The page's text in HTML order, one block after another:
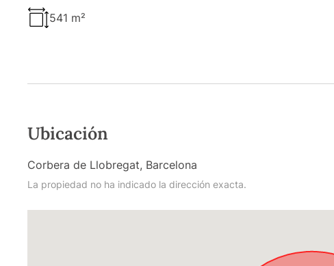
541 m²
Ubicación
Corbera de Llobregat, Barcelona
La propiedad no ha indicado la dirección exacta.